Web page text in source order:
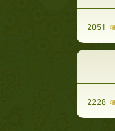
2051
2228